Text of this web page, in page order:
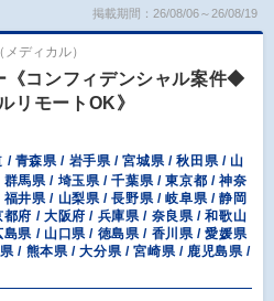
掲載期間：26/08/06～26/08/19
ディカル）
《コンフィデンシャル案件◆
リモートOK》
/ 青森県 / 岩手県 / 宮城県 / 秋田県 / 山
馬県 / 埼玉県 / 千葉県 / 東京都 / 神奈
井県 / 山梨県 / 長野県 / 岐阜県 / 静岡
府 / 大阪府 / 兵庫県 / 奈良県 / 和歌山
県 / 山口県 / 徳島県 / 香川県 / 愛媛県
/ 熊本県 / 大分県 / 宮崎県 / 鹿児島県 /